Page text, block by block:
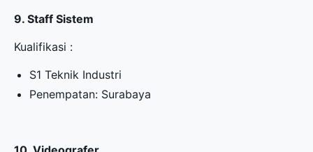
9. Staff Sistem
Kualifikasi :
S1 Teknik Industri
Penempatan: Surabaya